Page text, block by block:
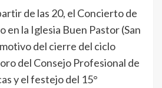
de las 20, el Concierto de
en la Iglesia Buen Pastor (San
del cierre del ciclo
del Consejo Profesional de
y el festejo del 15°